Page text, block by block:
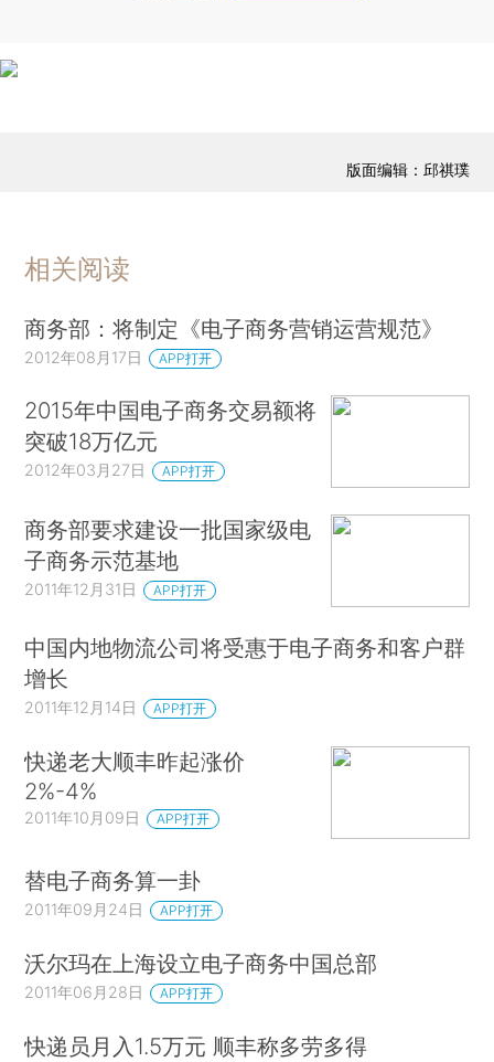
版面编辑：邱祺璞
相关阅读
商务部：将制定《电子商务营销运营规范》
2012年08月17日 APP打开
2015年中国电子商务交易额将
突破18万亿元
2012年03月27日 APP打开
商务部要求建设一批国家级电
子商务示范基地
2011年12月31日 APP打开
中国内地物流公司将受惠于电子商务和客户群
增长
2011年12月14日 APP打开
快递老大顺丰昨起涨价
2%-4%
2011年10月09日 APP打开
替电子商务算一卦
2011年09月24日 APP打开
沃尔玛在上海设立电子商务中国总部
2011年06月28日 APP打开
快递员月入1.5万元 顺丰称多劳多得